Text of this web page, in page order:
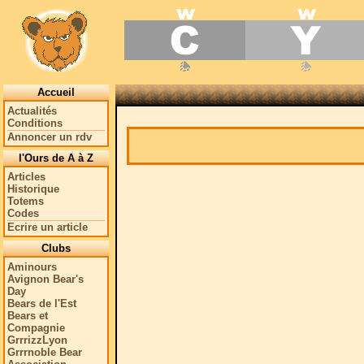
Accueil
Actualités
Conditions
Annoncer un rdv
l'Ours de A à Z
Articles
Historique
Totems
Codes
Ecrire un article
Clubs
Aminours
Avignon Bear's
Day
Bears de l'Est
Bears et
Compagnie
GrrrizzLyon
Grrrnoble Bear